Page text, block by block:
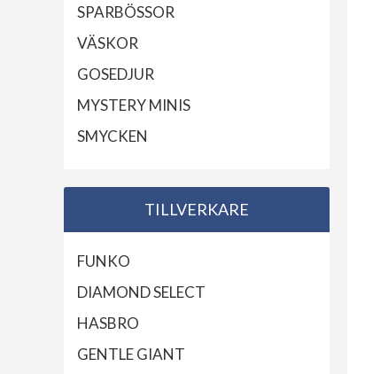
SPARBÖSSOR
VÄSKOR
GOSEDJUR
MYSTERY MINIS
SMYCKEN
TILLVERKARE
FUNKO
DIAMOND SELECT
HASBRO
GENTLE GIANT